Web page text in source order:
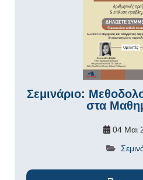
Σεμινάριο:
στα
04 Μαι